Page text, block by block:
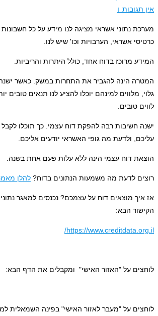
↓
נתוני אשראי מציגה לנו מידע על כל חשבונות
אשראי, הערבויות וכו' שיש לנו.
מרוכז בדוח אחד, כולל היתרות והריביות.
הינה להגביר את התחרות במשק. כאשר ישנה
מלווים למינהם יוכלו להציע לנו תנאים טובים יותר,
טובים.
חשיבות רבה להפקת דוח עצמי. כך תוכלו לקבל את
ולדעת מה גופי האשראי יודעים אליכם.
דוח עצמי הינה ללא עלות פעם אחת בשנה.
לדעת מה משמעות הנתונים בדוח?להלן מאמר
מוצאים דוח על עצמכם? נכנסים למאגר נתוני
הבא:
https://
על "האזור האישי" ומקבלים את הדף הבא:
על "מעבר לאזור האישי" בפינה השמאלית למטה